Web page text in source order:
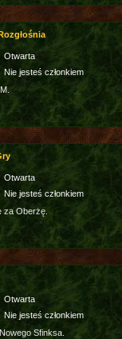
Otwarta
Nie jesteś członkiem
Otwarta
Nie jesteś członkiem
za Oberżę.
Otwarta
Nie jesteś członkiem
Sfinksa.